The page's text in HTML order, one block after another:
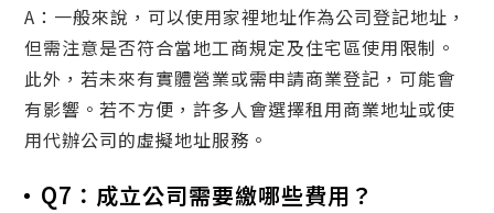
A：一般來說，可以使用家裡地址作為公司登記地址，
但需注意是否符合當地工商規定及住宅區使用限制。
此外，若未來有實體營業或需申請商業登記，可能會
有影響。若不方便，許多人會選擇租用商業地址或使
用代辦公司的虛擬地址服務。
Q7：成立公司需要繳哪些費用？